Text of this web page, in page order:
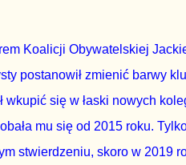
Koalicji Obywatelskiej
postanowił zmienić barwy
wkupić się w łaski nowych
mu się od 2015 roku.
stwierdzeniu, skoro w 2019